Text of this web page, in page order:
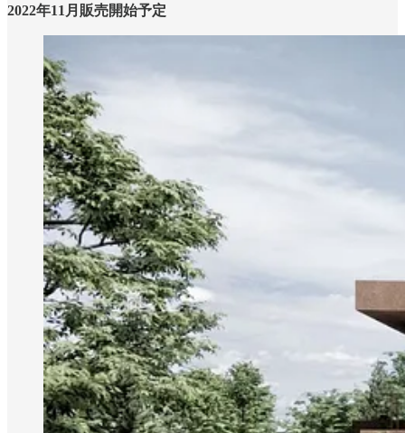
2022年11月販売開始予定